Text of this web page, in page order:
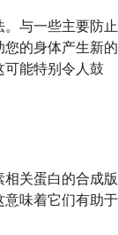
与一些主要防止
的身体产生新的
可能特别令人鼓
关蛋白的合成版
意味着它们有助于